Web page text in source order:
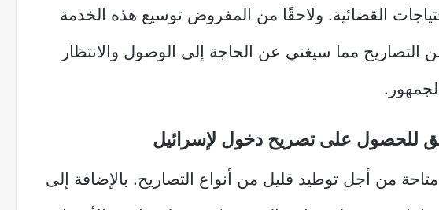
القضائية. ولاحقًا من المفروض توسيع هذه الخدمة
التصاريح مما سيغني عن الحاجة إلى الوصول والانتظار
للحصول على تصريح دخول لإسرائيل
من أجل توطيد قليل من أنواع التصاريح. بالإضافة إلى